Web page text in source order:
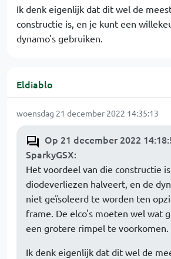
Ik denk eigenlijk dat dit wel de
constructie is, en je kunt een
dynamo's gebruiken.
Eldiablo
woensdag 21 december 2022 14:35:13
Op 21 december 2022
SparkyGSX:
Het voordeel van die constructie
diodeverliezen halveert, en de
niet geïsoleerd te worden ten
frame. De elco's moeten wel wat
een grotere rimpel te voorkomen.
Ik denk eigenlijk dat dit wel de